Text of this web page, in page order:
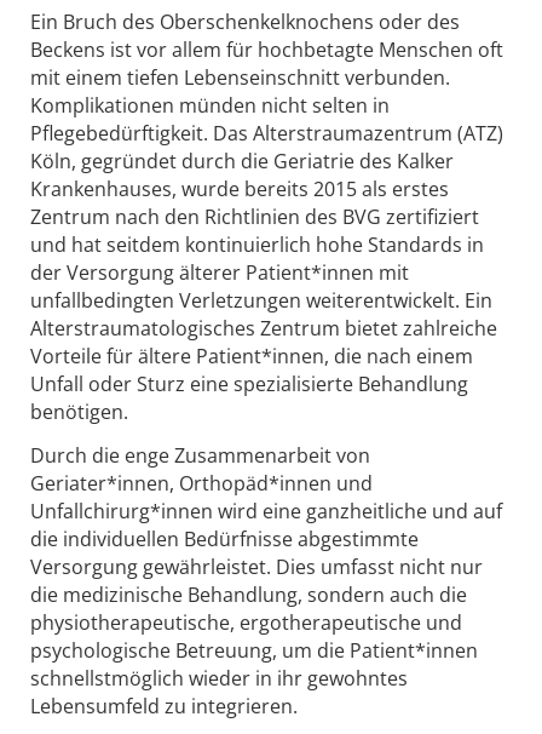
Ein Bruch des Oberschenkelknochens oder des
Beckens ist vor allem für hochbetagte Menschen oft
mit einem tiefen Lebenseinschnitt verbunden.
Komplikationen münden nicht selten in
Pflegebedürftigkeit. Das Alterstraumazentrum (ATZ)
Köln, gegründet durch die Geriatrie des Kalker
Krankenhauses, wurde bereits 2015 als erstes
Zentrum nach den Richtlinien des BVG zertifiziert
und hat seitdem kontinuierlich hohe Standards in
der Versorgung älterer Patient*innen mit
unfallbedingten Verletzungen weiterentwickelt. Ein
Alterstraumatologisches Zentrum bietet zahlreiche
Vorteile für ältere Patient*innen, die nach einem
Unfall oder Sturz eine spezialisierte Behandlung
benötigen.
Durch die enge Zusammenarbeit von
Geriater*innen, Orthopäd*innen und
Unfallchirurg*innen wird eine ganzheitliche und auf
die individuellen Bedürfnisse abgestimmte
Versorgung gewährleistet. Dies umfasst nicht nur
die medizinische Behandlung, sondern auch die
physiotherapeutische, ergotherapeutische und
psychologische Betreuung, um die Patient*innen
schnellstmöglich wieder in ihr gewohntes
Lebensumfeld zu integrieren.